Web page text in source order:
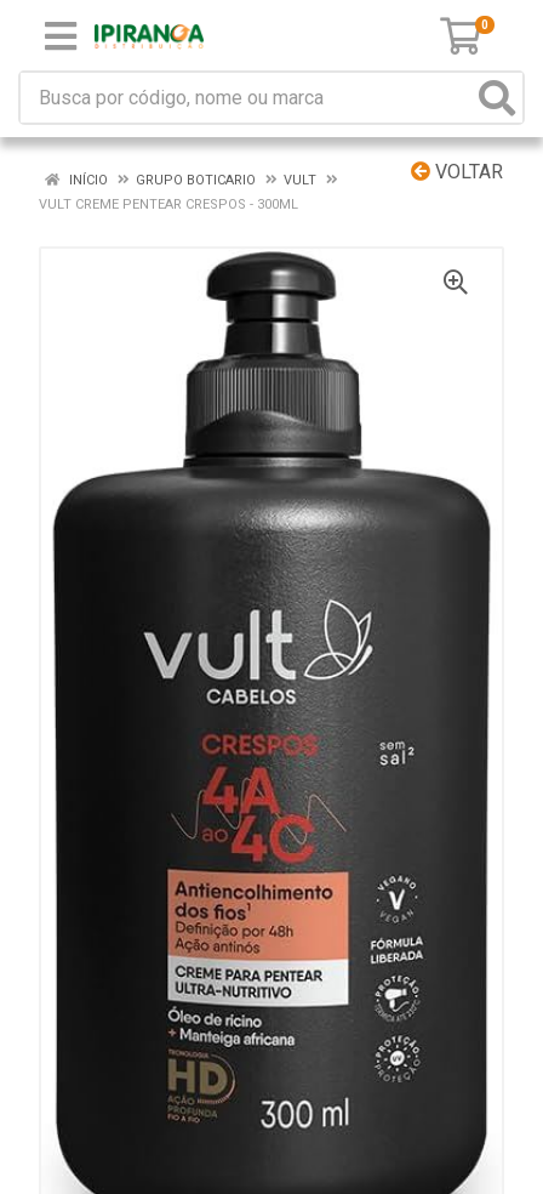
0
VOLTAR
INÍCIO GRUPO BOTICARIO
VULT
VULT CREME PENTEAR CRESPOS - 300ML